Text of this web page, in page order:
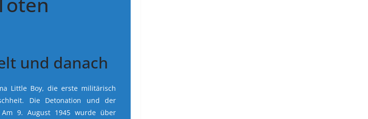
und danach
Little Boy, die erste militärisch
Die Detonation und der
Am 9. August 1945 wurde über